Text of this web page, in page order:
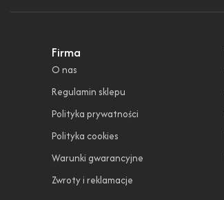
Firma
O nas
Regulamin sklepu
Polityka prywatności
Polityka cookies
Warunki gwarancyjne
Zwroty i reklamacje